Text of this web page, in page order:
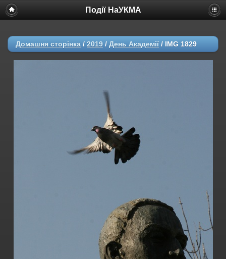
Події НаУКМА
Домашня сторінка / 2019 / День Академії/ IMG 1829